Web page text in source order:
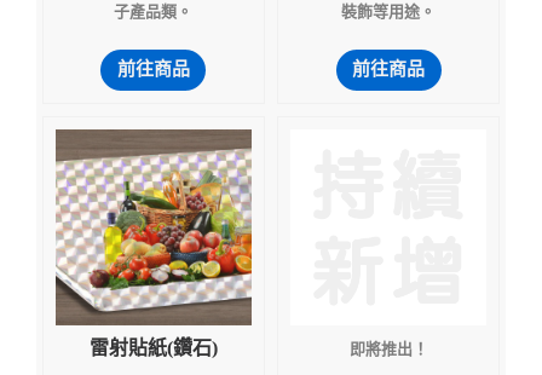
子產品類。
前往商品
裝飾等用途。
前往商品
雷射貼紙(鑽石) 即將推出！